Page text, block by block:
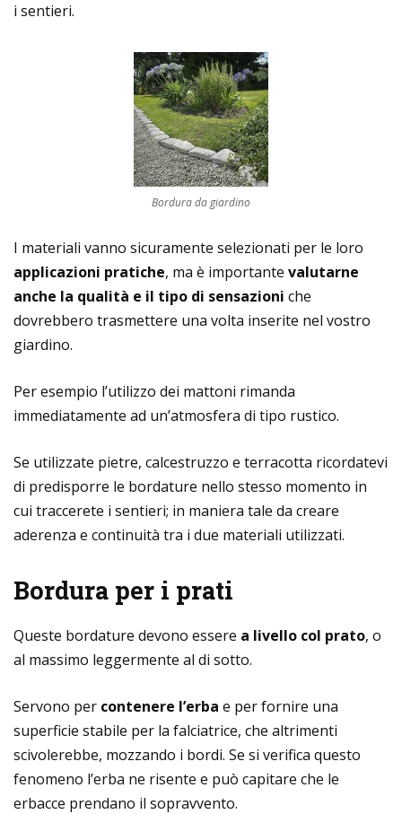
i sentieri.
Bordura da giardino
I materiali vanno sicuramente selezionati per le loro
applicazioni pratiche, ma è importante valutarne
anche la qualità e il tipo di sensazioni che
dovrebbero trasmettere una volta inserite nel vostro
giardino.
Per esempio l’utilizzo dei mattoni rimanda
immediatamente ad un’atmosfera di tipo rustico.
Se utilizzate pietre, calcestruzzo e terracotta ricordatevi
di predisporre le bordature nello stesso momento in
cui traccerete i sentieri; in maniera tale da creare
aderenza e continuità tra i due materiali utilizzati.
Bordura per i prati
Queste bordature devono essere a livello col prato, o
al massimo leggermente al di sotto.
Servono per contenere l’erba e per fornire una
superficie stabile per la falciatrice, che altrimenti
scivolerebbe, mozzando i bordi. Se si verifica questo
fenomeno l’erba ne risente e può capitare che le
erbacce prendano il sopravvento.